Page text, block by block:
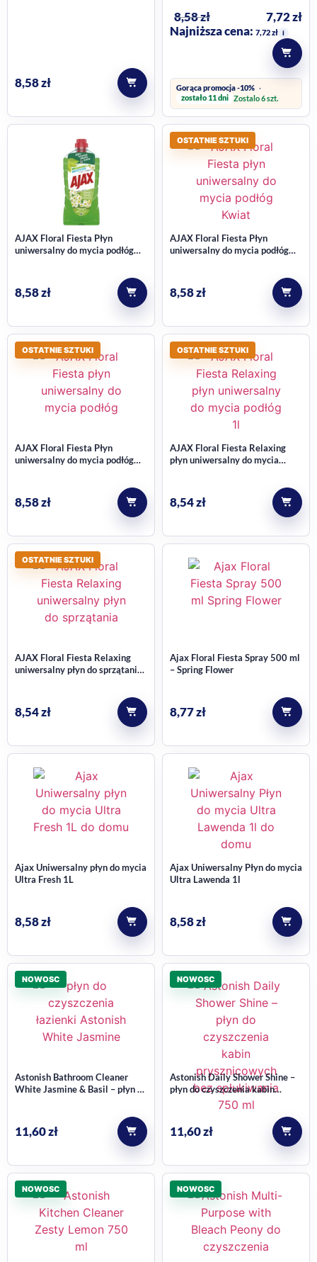
8,58zł
8,58zł 7,72zł
Najniższa cena: 7,72zł i
Gorąca promocja -10%
zostało 11 dni Zostalo 6 szt.
AJAX Floral Fiesta Płyn
uniwersalny do mycia podłóg
8,58zł
OSTATNIE SZTUKI
AJAX Floral Fiesta Płyn
uniwersalny do mycia podłóg
8,58zł
OSTATNIE SZTUKI
AJAX Floral Fiesta Płyn
uniwersalny do mycia podłóg
8,58zł
OSTATNIE SZTUKI
AJAX Floral Fiesta Relaxing
płyn uniwersalny do mycia
8,54zł
OSTATNIE SZTUKI
AJAX Floral Fiesta Relaxing
uniwersalny płyn do sprzątania
8,54zł
Ajax Floral Fiesta Spray 500 ml
– Spring Flower
8,77zł
Ajax Uniwersalny płyn do mycia
Ultra Fresh 1L
8,58zł
Ajax Uniwersalny Płyn do mycia
Ultra Lawenda 1l
8,58zł
NOWOSC
Astonish Bathroom Cleaner
White Jasmine & Basil – płyn do
11,60zł
NOWOSC
Astonish Daily Shower Shine –
płyn do czyszczenia kabin
prysznicowych bez spłukiwania
11,60zł
NOWOSC NOWOSC